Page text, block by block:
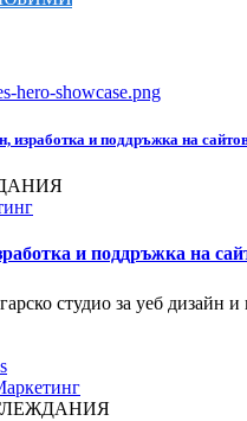
изработка и поддръжка на
и поддръжка на
студио за уеб дизайн